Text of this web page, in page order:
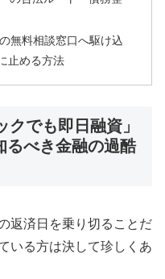
無料相談窓口へ駆け込
止める方法
でも即日融資」
るべき金融の過酷
返済日を乗り切ることだ
いる方は決して珍しくあ